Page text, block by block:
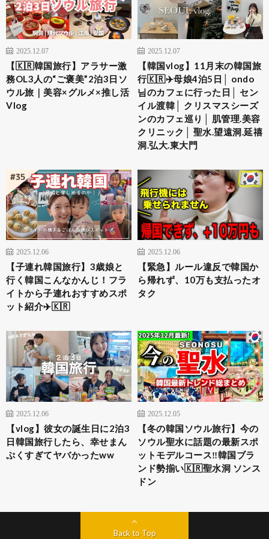
2025.12.07
【🇰🇷韓国旅行】アラサー激
務OL3人の“ご褒美”2泊3日ソ
ウル旅｜美容×グルメ×推し活
Vlog
2025.12.07
【韓国vlog】11月末の韓国旅
行🇰🇷✈️母娘4泊5日│ ondo
님のカフェに行った日│ セン
イル渡韓│ クリスマスシーズ
ンのカフェ巡り│ 肌管理.美容
クリニック│ 聖水.望遠洞.延禧
洞.弘大.東大門
2025.12.06
【子連れ韓国旅行】3歳娘と
行く韓国こんなかんじ！フラ
イトから子連れおすすめスポ
ット紹介✈️🇰🇷
2025.12.06
【緊急】ルール違反で韓国か
ら帰れず、10万も支払ったオ
タク
2025.12.06
【vlog】彼女の誕生日に2泊3
日韓国旅行したら、幸せまん
ぷくすぎてヤバかったww
2025.12.05
【冬の韓国ソウル旅行】今の
ソウル聖水に話題の最新スポ
ットモデルコース‼️韓国ブラ
ンド勢揃い🇰🇷聖水洞 ソンス
ドン
Back to Top